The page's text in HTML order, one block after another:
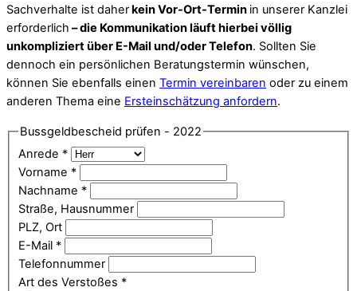
Sachverhalte ist daher kein Vor-Ort-Termin in unserer Kanzlei
erforderlich – die Kommunikation läuft hierbei völlig
unkompliziert über E-Mail und/oder Telefon. Sollten Sie
dennoch ein persönlichen Beratungstermin wünschen,
können Sie ebenfalls einen Termin vereinbaren oder zu einem
anderen Thema eine Ersteinschätzung anfordern.
Bussgeldbescheid prüfen - 2022
Anrede *
Vorname *
Nachname *
Straße, Hausnummer
PLZ, Ort
E-Mail *
Telefonnummer
Art des Verstoßes *